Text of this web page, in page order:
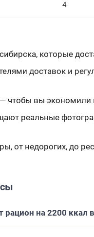
4
которые
доставок и
вы экономили
реальные
от недорогих, до
рацион на 2200 ккал